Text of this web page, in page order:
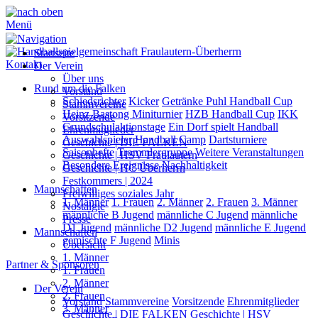
Menü
Startseite
Der Verein
Über uns
Vorstand
Stammvereine
Vorsitzende
Ehrenmitglieder
Geschichte | DIE FALKEN
Geschichte | HSV Fraulautern
Geschichte | HC Überherrn
Festkommers | 2024
Freiwilliges soziales Jahr
Nostalgie
Presse
Mannschaften
Übersicht
1. Männer
1. Frauen
2. Männer
2. Frauen
3. Männer
Kontakt
Rund um die Falken
Schiedsrichter Kicker Getränke Puhl Handball Cup
Heinz Bastong Miniturnier HZB Handball Cup IKK
Grundschulaktionstage Ein Dorf spielt Handball
Auswahlspieler Handball Camp Dartsturniere
Saisonhefte Trommlergruppe Weitere Veranstaltungen
Besondere Ereignisse Nachhaltigkeit
Mannschaften
1. Männer 1. Frauen 2. Männer 2. Frauen 3. Männer
männliche B Jugend männliche C Jugend männliche
D1 Jugend männliche D2 Jugend männliche E Jugend
gemischte F Jugend Minis
Partner & Sponsoren
Der Verein
Vorstand Stammvereine Vorsitzende Ehrenmitglieder
Geschichte | DIE FALKEN Geschichte | HSV